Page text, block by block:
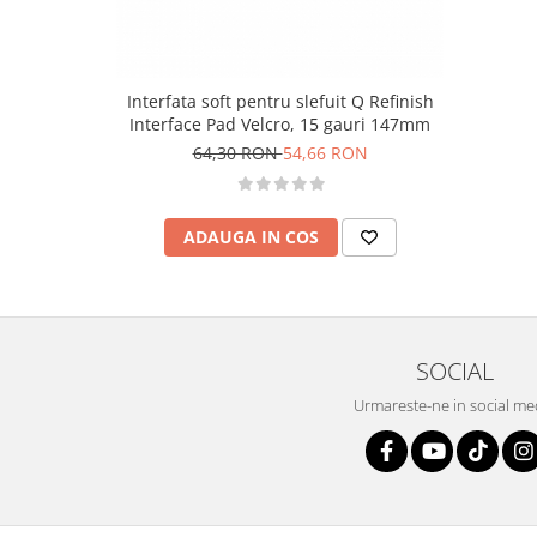
Interfata soft pentru slefuit Q Refinish
Interface Pad Velcro, 15 gauri 147mm
64,30 RON54,66 RON
ADAUGA IN COS
SOCIAL
Urmareste-ne in social